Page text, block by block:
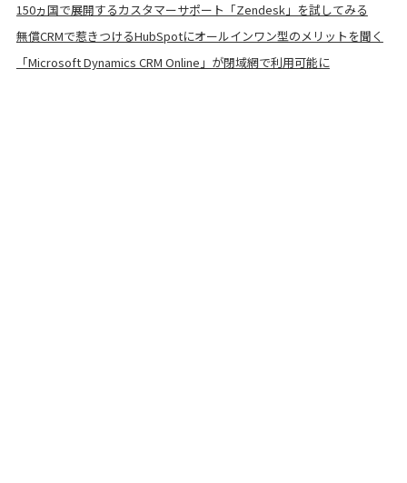
150ヵ国で展開するカスタマーサポート「Zendesk」を試してみる
無償CRMで惹きつけるHubSpotにオールインワン型のメリットを聞く
「Microsoft Dynamics CRM Online」が閉域網で利用可能に